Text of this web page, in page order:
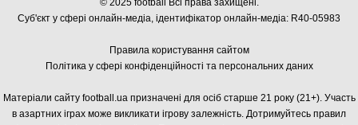
© 2025 football Всі права захищені.
Суб'єкт у сфері онлайн-медіа, ідентифікатор онлайн-медіа: R40-05983
Правила користування сайтом
Політика у сфері конфіденційності та персональних даних
Матеріали сайту football.ua призначені для осіб старше 21 року (21+). Участь
в азартних іграх може викликати ігрову залежність. Дотримуйтесь правил